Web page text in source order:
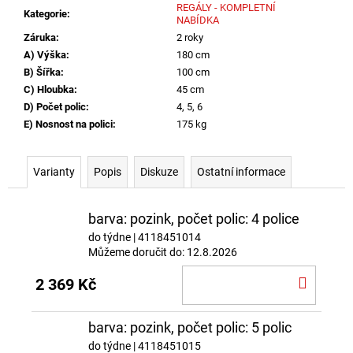
Kategorie:
REGÁLY - KOMPLETNÍ
NABÍDKA
Záruka:
2 roky
A) Výška:
180 cm
B) Šířka:
100 cm
C) Hloubka:
45 cm
D) Počet polic:
4, 5, 6
E) Nosnost na polici: 175 kg
Varianty Popis Diskuze Ostatní informace
barva: pozink, počet polic: 4 police
do týdne | 4118451014
Můžeme doručit do: 12.8.2026
2 369 Kč
barva: pozink, počet polic: 5 polic
do týdne | 4118451015